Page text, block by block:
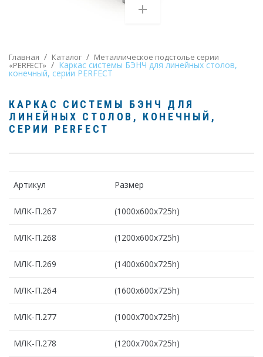
Главная / Каталог / Металлическое подстолье серии
«PERFECT» / Каркас системы БЭНЧ для линейных столов,
конечный, серии PERFECT
КАРКАС СИСТЕМЫ БЭНЧ ДЛЯ
ЛИНЕЙНЫХ СТОЛОВ, КОНЕЧНЫЙ ,
СЕРИИ PERFECT
Артикул Размер
МЛК-П.267 (1000х600х725h)
МЛК-П.268 (1200х600х725h)
МЛК-П.269 (1400х600х725h)
МЛК-П.264 (1600х600х725h)
МЛК-П.277 (1000х700х725h)
МЛК-П.278 (1200х700х725h)